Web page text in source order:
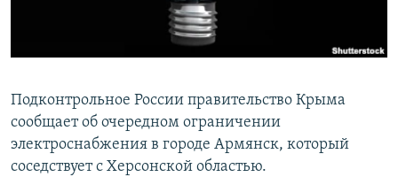
УКРАИНСКАЯ ПРОБЛЕМА КРЫМА
Все сайты RFE/RL
Подконтрольное России правительство Крыма
сообщает об очередном ограничении
электроснабжения в городе Армянск, который
соседствует с Херсонской областью.